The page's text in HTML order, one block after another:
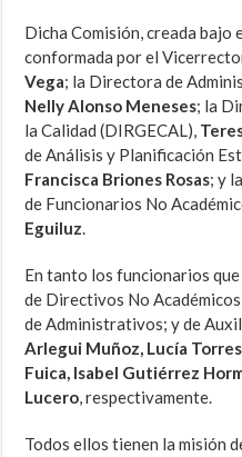
Dicha Comisión, creada bajo
conformada por el
Vega; la Directora de
Nelly Alonso Meneses; la
la Calidad (DIRGECAL),
de Análisis y Planificación
Francisca Briones Rosas; y
de Funcionarios No
Eguiluz.
En tanto los funcionarios
de Directivos No
de Administrativos; y de
Arlegui Muñoz, Lucía
Fuica, Isabel Gutiérrez
Lucero, respectivamente.
Todos ellos tienen la misión